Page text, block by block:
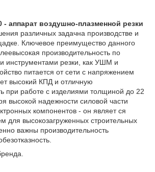
- аппарат воздушно-плазменной резки
различных задачна производстве и
Ключевое преимущество данного
производительность по
инструментами резки, как УШМ и
питается от сети с напряжением
высокий КПД и отличную
при работе с изделиями толщиной до 22
высокой надежности силовой части
компонентов - он являет ся
для высокозагруженных строительных
важны производительность